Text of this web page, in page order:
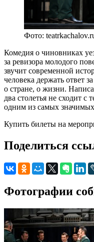
Фото:
Комедия о чиновниках
за ревизора молодого
звучит современной
человека держать ответ
о стране, о жизни.
два столетья не сходит с
одним из самых
Купить билеты на
Поделиться
Фотографии